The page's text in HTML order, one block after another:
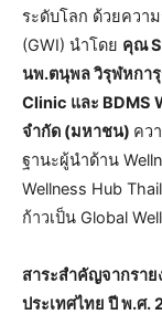
ระดับโลก ด้วยควา
(GWI) นำโดย คุณ
นพ.ตนุพล วิรุฬหกา
Clinic และ BDMS
จำกัด (มหาชน) คว
ฐานะผู้นำด้าน
Wellness Hub
ก้าวเป็น Global
สาระสำคัญจากราย
ประเทศไทย ปี พ.ศ.